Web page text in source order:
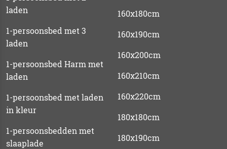
laden
1-persoonsbed met 3
laden
1-persoonsbed Harm met
laden
1-persoonsbed met laden
in kleur
1-persoonsbedden met
slaaplade
160x180cm
160x190cm
160x200cm
160x210cm
160x220cm
180x180cm
180x190cm